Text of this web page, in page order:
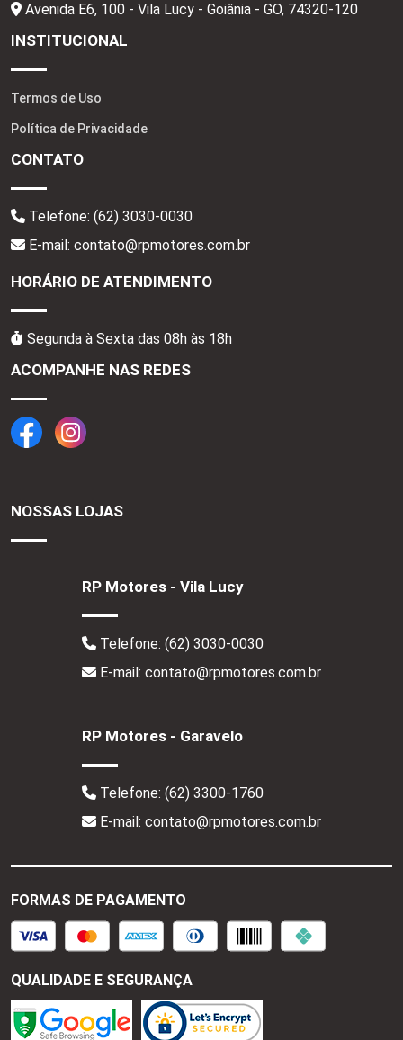
Avenida E6, 100 - Vila Lucy - Goiânia - GO, 74320-120
INSTITUCIONAL
Termos de Uso
Política de Privacidade
CONTATO
Telefone: (62) 3030-0030
E-mail: contato@rpmotores.com.br
HORÁRIO DE ATENDIMENTO
Segunda à Sexta das 08h às 18h
ACOMPANHE NAS REDES
NOSSAS LOJAS
RP Motores - Vila Lucy
Telefone: (62) 3030-0030
E-mail: contato@rpmotores.com.br
RP Motores - Garavelo
Telefone: (62) 3300-1760
E-mail: contato@rpmotores.com.br
FORMAS DE PAGAMENTO
QUALIDADE E SEGURANÇA